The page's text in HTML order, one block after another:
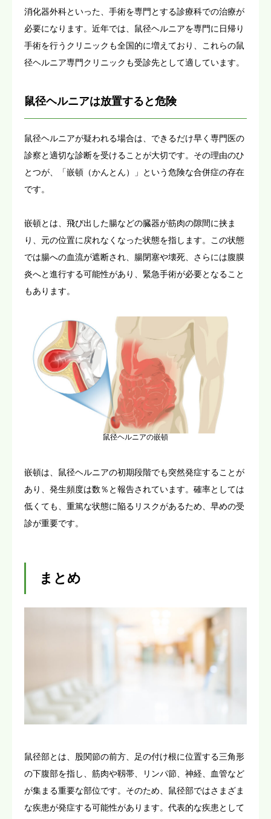
消化器外科といった、手術を専門とする診療科での治療が
必要になります。近年では、鼠径ヘルニアを専門に日帰り
手術を行うクリニックも全国的に増えており、これらの鼠
径ヘルニア専門クリニックも受診先として適しています。
鼠径ヘルニアは放置すると危険
鼠径ヘルニアが疑われる場合は、できるだけ早く専門医の
診察と適切な診断を受けることが大切です。その理由のひ
とつが、「嵌頓（かんとん）」という危険な合併症の存在
です。
嵌頓とは、飛び出した腸などの臓器が筋肉の隙間に挟ま
り、元の位置に戻れなくなった状態を指します。この状態
では腸への血流が遮断され、腸閉塞や壊死、さらには腹膜
炎へと進行する可能性があり、緊急手術が必要となること
もあります。
鼠径ヘルニアの嵌頓
嵌頓は、鼠径ヘルニアの初期段階でも突然発症することが
あり、発生頻度は数％と報告されています。確率としては
低くても、重篤な状態に陥るリスクがあるため、早めの受
診が重要です。
まとめ
鼠径部とは、股関節の前方、足の付け根に位置する三角形
の下腹部を指し、筋肉や靱帯、リンパ節、神経、血管など
が集まる重要な部位です。そのため、鼠径部ではさまざま
な疾患が発症する可能性があります。代表的な疾患として